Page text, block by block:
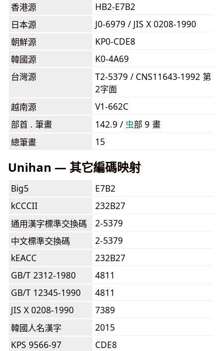
香港源
HB2-E7B2
日本源
J0-6979 / JIS X 0208-1990
朝鮮源
KP0-CDE8
韓國源
K0-4A69
台灣源
T2-5379 / CNS11643-1992 第
2字面
越南源
V1-662C
部首 . 筆畫
142.9 / ⾍部 9 畫
總筆畫
15
Unihan — 其它編碼映射
Big5
E7B2
kCCCII
232B27
通用漢字標準交換碼
2-5379
中文標準交換碼
2-5379
kEACC
232B27
GB/T 2312-1980
4811
GB/T 12345-1990
4811
JIS X 0208-1990
7389
韓國人名漢字
2015
KPS 9566-97
CDE8